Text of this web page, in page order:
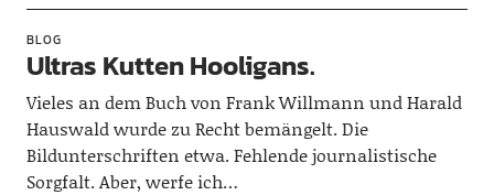
BLOG
Ultras Kutten Hooligans.
Vieles an dem Buch von Frank Willmann und Harald
Hauswald wurde zu Recht bemängelt. Die
Bildunterschriften etwa. Fehlende journalistische
Sorgfalt. Aber, werfe ich…